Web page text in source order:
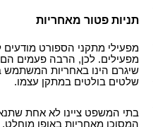
תניות פטור מאחריות
מפעילי מתקני הספורט
מפעילים. לכן, הרבה פעמים הם
שיגרם הינו באחריות המשתמש
שלטים בולטים במתקן עצמו.
בתי המשפט ציינו לא אחת
המסוכן מאחריות באופן